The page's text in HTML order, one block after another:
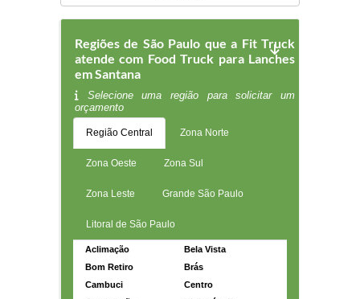
Regiões de São Paulo que a Fit Truck
atende com Food Truck para Lanches
em Santana
Selecione uma região para solicitar um
orçamento
Região Central Zona Norte
Zona Oeste Zona Sul
Zona Leste Grande São Paulo
Litoral de São Paulo
Aclimação
Bela Vista
Bom Retiro
Brás
Cambuci
Centro